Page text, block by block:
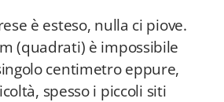
è esteso, nulla ci piove.
(quadrati) è impossibile
centimetro eppure,
spesso i piccoli siti